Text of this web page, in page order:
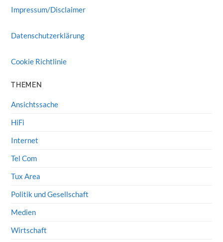
Impressum/Disclaimer
Datenschutzerklärung
Cookie Richtlinie
THEMEN
Ansichtssache
HiFi
Internet
Tel Com
Tux Area
Politik und Gesellschaft
Medien
Wirtschaft